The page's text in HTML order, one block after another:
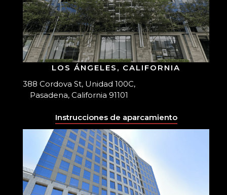
LOS ÁNGELES, CALIFORNIA
388 Cordova St, Unidad 100C,
Pasadena, California 91101
Instrucciones de aparcamiento